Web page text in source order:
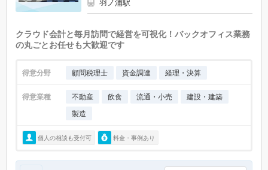
羽ノ浦駅
クラウド会計と毎月訪問で経営を可視化！バックオフィス業務
の丸ごとお任せも大歓迎です
得意分野 顧問税理士 資金調達 経理・決算
得意業種 不動産 飲食 流通・小売
建設・建築
製造
個人の相談も受付可 料金・事例あり